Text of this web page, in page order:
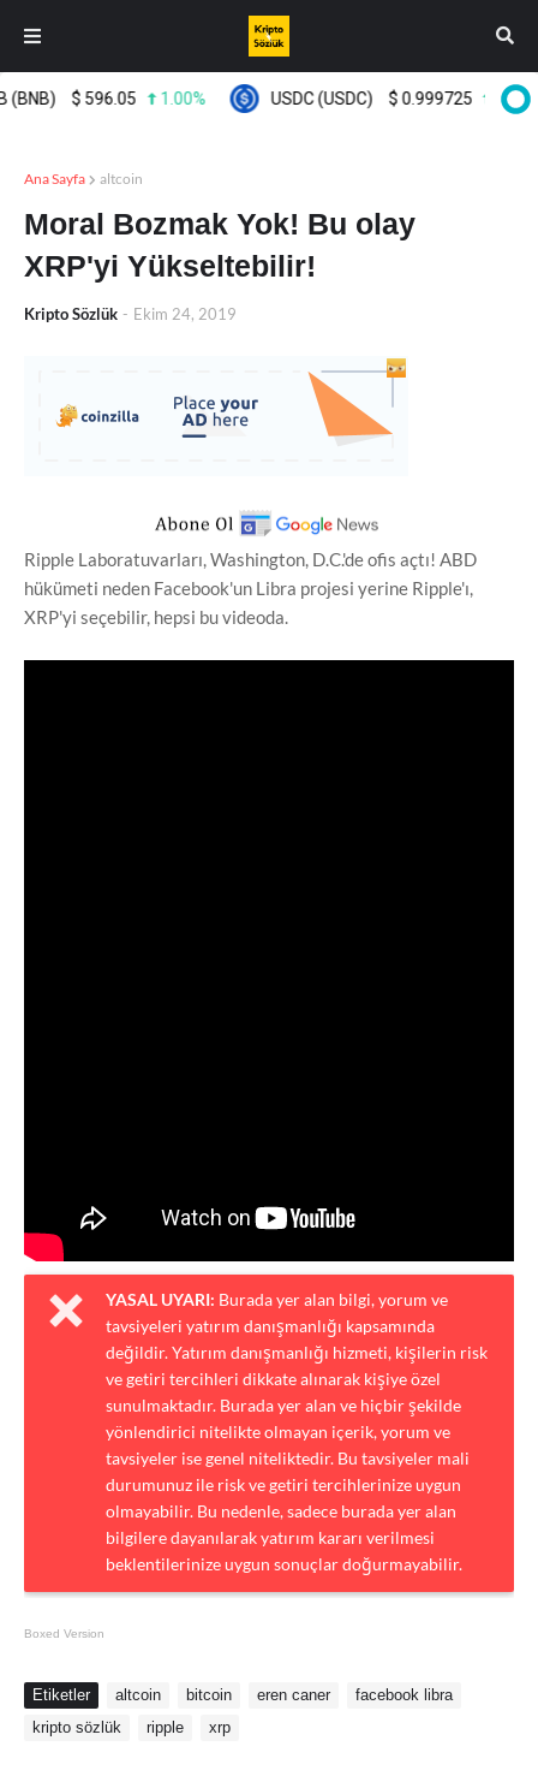
$ 596.05 1.00% USDC (USDC) $ 0.999725 0.00%
Ana Sayfa altcoin
Moral Bozmak Yok! Bu olay
XRP'yi Yükseltebilir!
Kripto Sözlük - Ekim 24, 2019
Ripple Laboratuvarları, Washington, D.C.'de ofis açtı! ABD
hükümeti neden Facebook'un Libra projesi yerine Ripple'ı,
XRP'yi seçebilir, hepsi bu videoda.
YASAL UYARI: Burada yer alan bilgi, yorum ve
tavsiyeleri yatırım danışmanlığı kapsamında
değildir. Yatırım danışmanlığı hizmeti, kişilerin risk
ve getiri tercihleri dikkate alınarak kişiye özel
sunulmaktadır. Burada yer alan ve hiçbir şekilde
yönlendirici nitelikte olmayan içerik, yorum ve
tavsiyeler ise genel niteliktedir. Bu tavsiyeler mali
durumunuz ile risk ve getiri tercihlerinize uygun
olmayabilir. Bu nedenle, sadece burada yer alan
bilgilere dayanılarak yatırım kararı verilmesi
beklentilerinize uygun sonuçlar doğurmayabilir.
Boxed Version
Etiketler altcoin bitcoin eren caner
facebook libra
kripto sözlük
ripple xrp